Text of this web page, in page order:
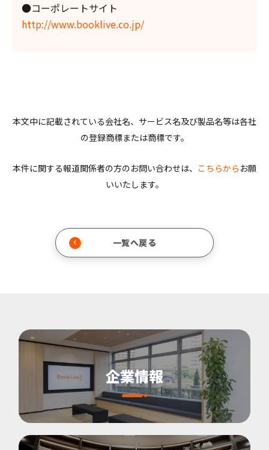
●コーポレートサイト
http://www.booklive.co.jp/
本文中に記載されている会社名、サービス名及び製品名等は各社
の登録商標または商標です。
本件に関する報道関係者の方のお問い合わせは、 こちらから お願
いいたします。
一覧へ戻る
企業情報